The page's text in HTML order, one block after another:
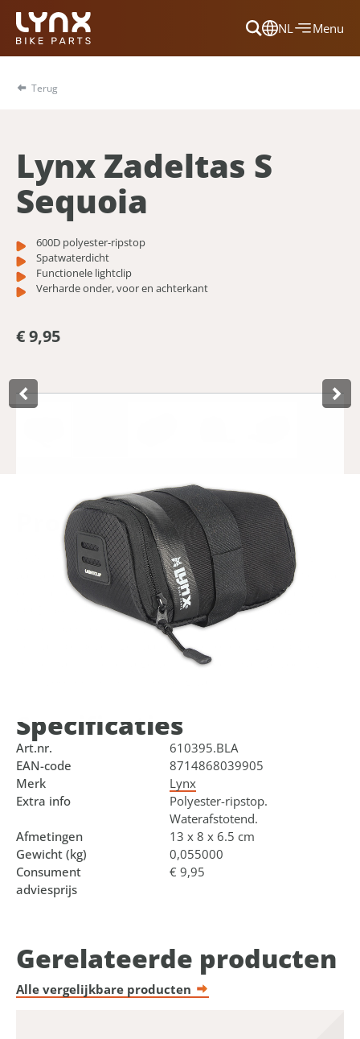
NL
Dansk
Nederlands
Menu
Terug
Lynx Zadeltas S
Sequoia
600D polyester-ripstop
Spatwaterdicht
Functionele lightclip
Verharde onder, voor en achterkant
€ 9,95
Product­omschrijving
Deze stevige zadeltas in maat S van Lynx is te bevestigen
aan alle types fietszadels. De fraaie zadeltas is voorzien van
een harde onder-, voor- en achterkant en is gemaakt van
600D polyester en rip-stop. De PU coating toplaag maakt
de tas spatwaterdicht. Verder kunt u makkelijk een
fietslampje bevestigen aan de functionele lightclip. De
binnenkant is netjes afgewerkt met een blauwe voering,
Specificaties
Art.nr.
610395.BLA
EAN-code
8714868039905
Merk
Lynx
Extra info
Polyester-ripstop.
Waterafstotend.
Afmetingen
13 x 8 x 6.5 cm
Gewicht (kg)
0,055000
Consument
adviesprijs
€ 9,95
Gerelateerde producten
Alle vergelijkbare producten